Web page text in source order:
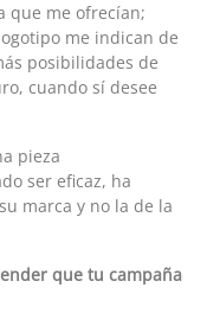
que me ofrecían;
me indican de
posibilidades de
cuando sí desee
pieza
ser eficaz, ha
marca y no la de la
que tu campaña